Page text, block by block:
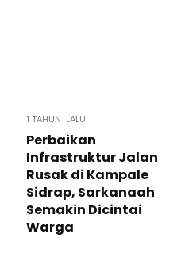
1 TAHUN LALU
Perbaikan
Infrastruktur Jalan
Rusak di Kampale
Sidrap, Sarkanaah
Semakin Dicintai
Warga